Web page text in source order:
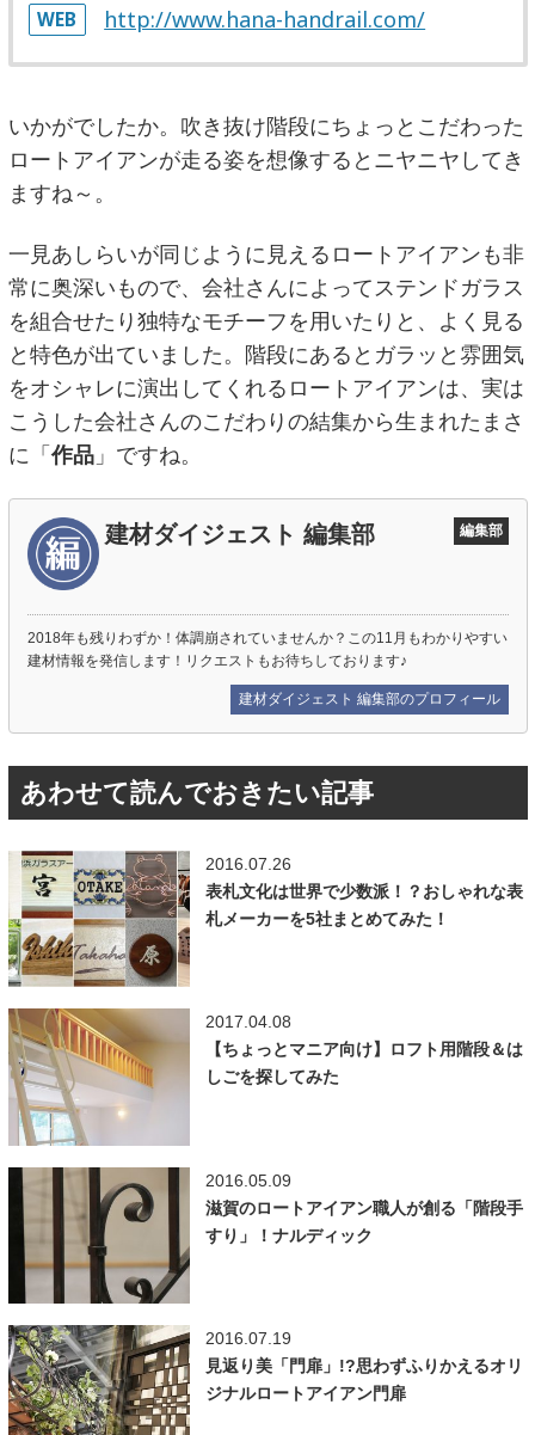
WEB http://www.hana-handrail.com/
いかがでしたか。吹き抜け階段にちょっとこだわった
ロートアイアンが走る姿を想像するとニヤニヤしてき
ますね～。
一見あしらいが同じように見えるロートアイアンも非
常に奥深いもので、会社さんによってステンドガラス
を組合せたり独特なモチーフを用いたりと、よく見る
と特色が出ていました。階段にあるとガラッと雰囲気
をオシャレに演出してくれるロートアイアンは、実は
こうした会社さんのこだわりの結集から生まれたまさ
に「 作品」ですね。
建材ダイジェスト 編集部 編集部
2018年も残りわずか！体調崩されていませんか？この11月もわかりやすい
建材情報を発信します！リクエストもお待ちしております♪
建材ダイジェスト 編集部のプロフィール
あわせて読んでおきたい記事
2016.07.26
表札文化は世界で少数派！？おしゃれな表
札メーカーを5社まとめてみた！
2017.04.08
【ちょっとマニア向け】ロフト用階段＆は
しごを探してみた
2016.05.09
滋賀のロートアイアン職人が創る「階段手
すり」！ナルディック
2016.07.19
見返り美「門扉」!?思わずふりかえるオリ
ジナルロートアイアン門扉